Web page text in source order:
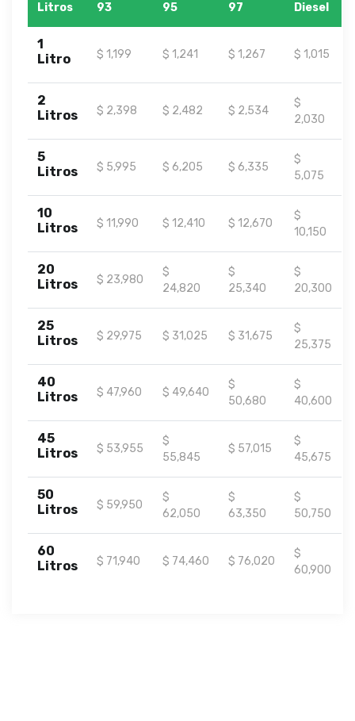
Litros
93
95
97
Diesel
1
Litro
$ 1,199 $ 1,241 $ 1,267 $ 1,015
2
Litros
$ 2,398 $ 2,482 $ 2,534
$
2,030
5
Litros
$ 5,995 $ 6,205 $ 6,335
$
5,075
10
Litros
$ 11,990 $ 12,410 $ 12,670
$
10,150
20
Litros
$ 23,980
$
24,820
$
25,340
$
20,300
25
Litros
$ 29,975 $ 31,025 $ 31,675
$
25,375
40
Litros
$ 47,960 $ 49,640
$
50,680
$
40,600
45
Litros
$ 53,955
$
55,845
$ 57,015
$
45,675
50
Litros
$ 59,950
$
62,050
$
63,350
$
50,750
60
Litros
$ 71,940 $ 74,460 $ 76,020
$
60,900